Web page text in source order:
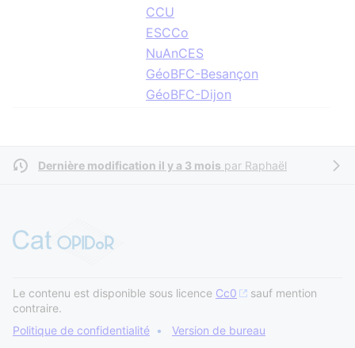
CCU
ESCCo
NuAnCES
GéoBFC-Besançon
GéoBFC-Dijon
Dernière modification il y a 3 mois par Raphaël
Le contenu est disponible sous licence Cc0
sauf mention
contraire.
Politique de confidentialité
Version de bureau